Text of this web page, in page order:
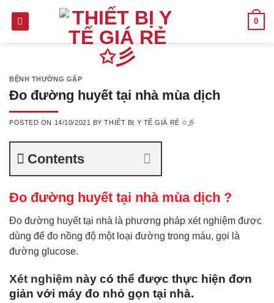
0
BỆNH THƯỜNG GẶP
Đo đường huyết tại nhà mùa dịch
POSTED ON 14/10/2021 BYTHIẾT BỊ Y TẾ GIÁ RẺ ✩彡
Contents
Đo đường huyết tại nhà mùa dịch ?
Đo đường huyết tại nhà là phương pháp xét nghiệm được
dùng để đo nồng độ một loại đường trong máu, gọi là
đường glucose.
Xét nghiệm này có thể được thực hiện đơn
giản với máy đo nhỏ gọn tại nhà.